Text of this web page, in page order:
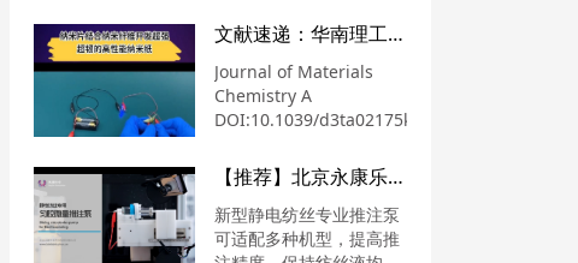
文献速递：华南理工大学曾劲松教授：纳米片结合纳米纤维开发超强、超韧的高性能纳米纸
Journal of Materials
Chemistry A
DOI:10.1039/d3ta02175k
【推荐】北京永康乐业静电纺丝专业匀胶微量泵
新型静电纺丝专业推注泵
可适配多种机型，提高推